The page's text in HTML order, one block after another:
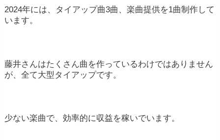
2024年には、タイアップ曲3曲、楽曲提供を1曲制作して
います。
藤井さんはたくさん曲を作っているわけではありません
が、全て大型タイアップです。
少ない楽曲で、効率的に収益を稼いでいます。